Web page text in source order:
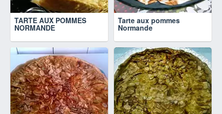
TARTE AUX POMMES
NORMANDE
Tarte aux pommes
Normande